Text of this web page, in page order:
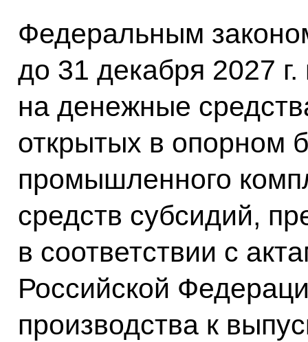
Федеральным
до 31 декабря 2027
на денежные
открытых в опорном
промышленного
средств субсидий,
в соответствии с
Российской
производства к